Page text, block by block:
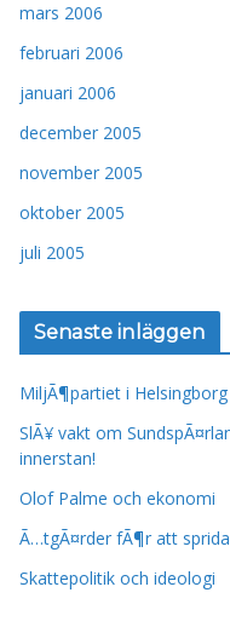
mars 2006
februari 2006
januari 2006
december 2005
november 2005
oktober 2005
juli 2005
Senaste inläggen
MiljÃ¶partiet i
SlÃ¥ vakt om
innerstan!
Olof Palme och ekonomi
Ã…tgÃ¤rder fÃ¶r att
Skattepolitik och ideologi